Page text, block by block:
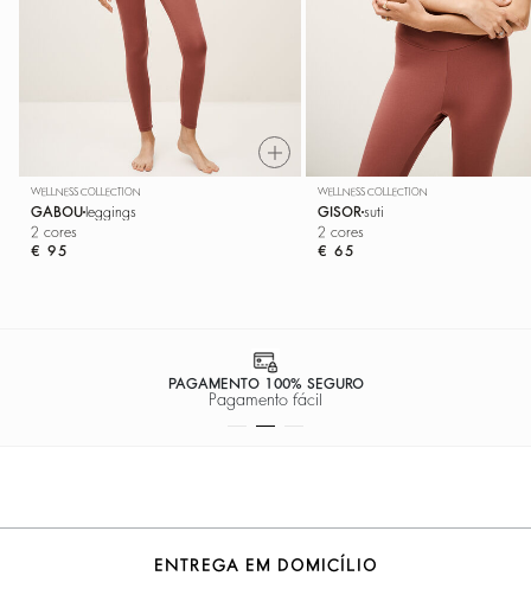
WELLNESS COLLECTION
GABOU leggings
2 cores
€ 95
WELLNESS COLLECTION
GISORsuti
2 cores
€ 65
PAGAMENTO 100% SEGURO
Pagamento fácil
ENTREGA EM DOMICÍLIO